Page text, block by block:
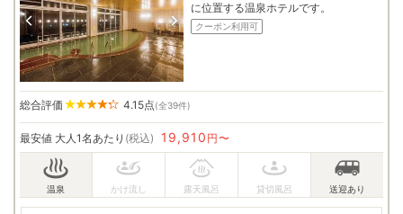
に位置する温泉ホテルです。
クーポン利用可
総合評価 4.15点(全39件)
最安値 大人1名あたり (税込) 19,910 円〜